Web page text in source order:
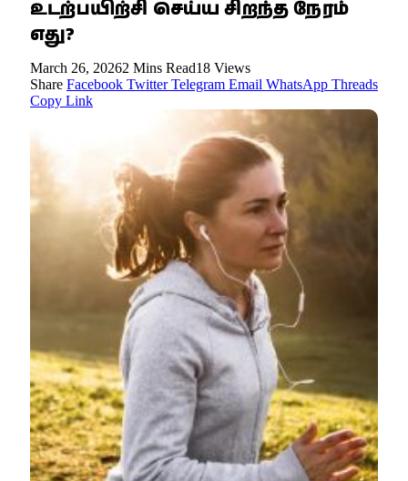
உடற்பயிற்சி செய்ய சிறந்த நேரம்
எது?
March 26, 20262 Mins Read18 Views
Share Facebook Twitter Telegram Email WhatsApp Threads
Copy Link